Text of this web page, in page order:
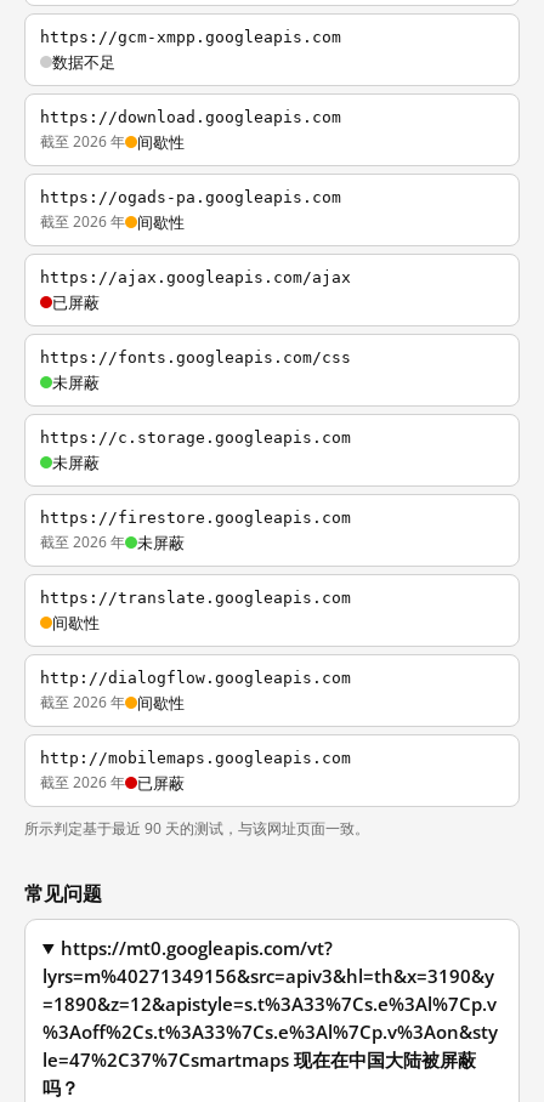
https://gcm-xmpp.googleapis.com
数据不足
https://download.googleapis.com
截至 2026 年 间歇性
https://ogads-pa.googleapis.com
截至 2026 年 间歇性
https://ajax.googleapis.com/ajax
已屏蔽
https://fonts.googleapis.com/css
未屏蔽
https://c.storage.googleapis.com
未屏蔽
https://firestore.googleapis.com
截至 2026 年 未屏蔽
https://translate.googleapis.com
间歇性
http://dialogflow.googleapis.com
截至 2026 年 间歇性
http://mobilemaps.googleapis.com
截至 2026 年 已屏蔽
所示判定基于最近 90 天的测试，与该网址页面一致。
常见问题
https://mt0.googleapis.com/vt?
lyrs=m%40271349156&src=apiv3&hl=th&x=3190&y
=1890&z=12&apistyle=s.t%3A33%7Cs.e%3Al%7Cp.v
%3Aoff%2Cs.t%3A33%7Cs.e%3Al%7Cp.v%3Aon&sty
le=47%2C37%7Csmartmaps 现在在中国大陆被屏蔽
吗？